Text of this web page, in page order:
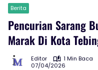
Berita
Pencurian Sarang
Marak Di Kota
Editor
1 Min Baca
07/04/2026